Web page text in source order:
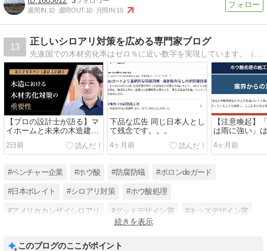
週間IN:10 週間OUT:10 月間IN:10
13
正しいシロアリ対策を広める専門家ブログ
先進国での木材劣化率はゼロ％に近い数字を実現しています。（日本は34%）。日本においても当該職人の育成を急ぎつつ”いつまでも劣化しないマイホーム”が当たり前になる世の中を実現すべく活動する専門家ブログ
【プロの設計士が語る】マ
イホームと未来の木造建築
を守る「ホウ酸処理（ボロ
ンdeガード工法）」の重要
2日前
下品な広告 同じ日本人とし
て残念です。。。
4ヶ月前
【注意喚起】
は雨に強い」
4ヶ月前
#ベンチャー企業 #ホウ酸 #防腐防蟻 #ボロンdeガード
#日本ボレイト #シロアリ対策 #ホウ酸処理
#アメリカカンザイシロアリ #グッドデザイン賞 #キッズデザイン賞
続きを表示
このブログのここがポイント